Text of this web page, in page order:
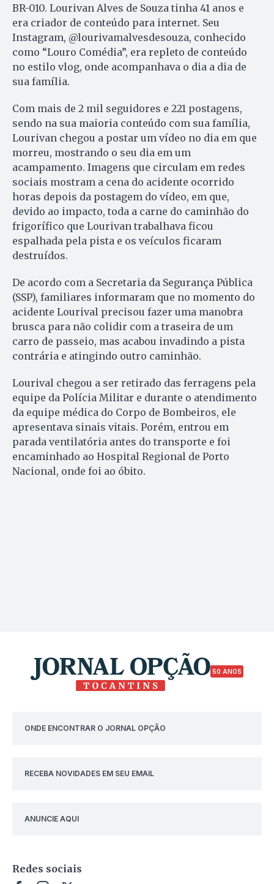
BR-010. Lourivan Alves de Souza tinha 41 anos e
era criador de conteúdo para internet. Seu
Instagram, @lourivamalvesdesouza, conhecido
como “Louro Comédia”, era repleto de conteúdo
no estilo vlog, onde acompanhava o dia a dia de
sua família.
Com mais de 2 mil seguidores e 221 postagens,
sendo na sua maioria conteúdo com sua família,
Lourivan chegou a postar um vídeo no dia em que
morreu, mostrando o seu dia em um
acampamento. Imagens que circulam em redes
sociais mostram a cena do acidente ocorrido
horas depois da postagem do vídeo, em que,
devido ao impacto, toda a carne do caminhão do
frigorífico que Lourivan trabalhava ficou
espalhada pela pista e os veículos ficaram
destruídos.
De acordo com a Secretaria da Segurança Pública
(SSP), familiares informaram que no momento do
acidente Lourival precisou fazer uma manobra
brusca para não colidir com a traseira de um
carro de passeio, mas acabou invadindo a pista
contrária e atingindo outro caminhão.
Lourival chegou a ser retirado das ferragens pela
equipe da Polícia Militar e durante o atendimento
da equipe médica do Corpo de Bombeiros, ele
apresentava sinais vitais. Porém, entrou em
parada ventilatória antes do transporte e foi
encaminhado ao Hospital Regional de Porto
Nacional, onde foi ao óbito.
50 ANOS
ONDE ENCONTRAR O JORNAL OPÇÃO
RECEBA NOVIDADES EM SEU EMAIL
ANUNCIE AQUI
Redes sociais